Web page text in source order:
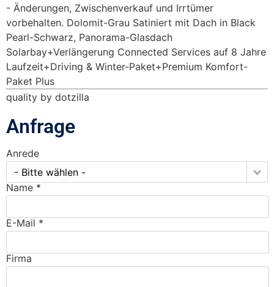
Änderungen, Zwischenverkauf und Irrtümer
vorbehalten. Dolomit-Grau Satiniert mit Dach in Black
Pearl-Schwarz, Panorama-Glasdach
Solarbay+Verlängerung Connected Services auf 8 Jahre
Laufzeit+Driving & Winter-Paket+Premium Komfort-
Paket Plus
quality by dotzilla
Anfrage
Anrede
- Bitte wählen -
Name *
E-Mail *
Firma